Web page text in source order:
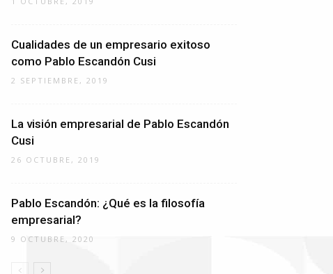
Cualidades de un empresario exitoso
como Pablo Escandón Cusi
2 SEPTIEMBRE, 2019
La visión empresarial de Pablo Escandón
Cusi
26 OCTUBRE, 2019
Pablo Escandón: ¿Qué es la filosofía
empresarial?
9 OCTUBRE, 2020